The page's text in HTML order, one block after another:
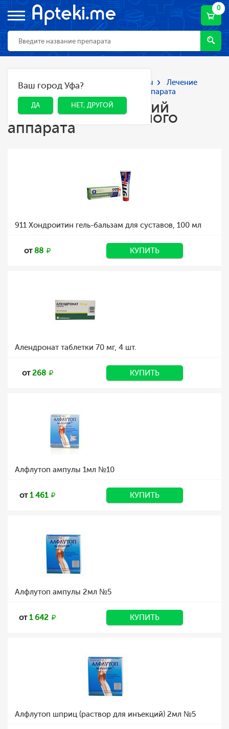
0
ДА НЕТ, ДРУГОЙ
Ваш город Уфа?
ДА НЕТ, ДРУГОЙ
Главная Каталог Лекарства и БАДы
Лечение
заболеваний опорно-двигательного аппарата
Лечение заболеваний
опорно-двигательного
аппарата
911 Хондроитин гель-бальзам для суставов, 100 мл
от88 КУПИТЬ
Алендронат таблетки 70 мг, 4 шт.
от268 КУПИТЬ
Алфлутоп ампулы 1мл №10
от1 461 КУПИТЬ
Алфлутоп ампулы 2мл №5
от1 642 КУПИТЬ
Алфлутоп шприц (раствор для инъекций) 2мл №5